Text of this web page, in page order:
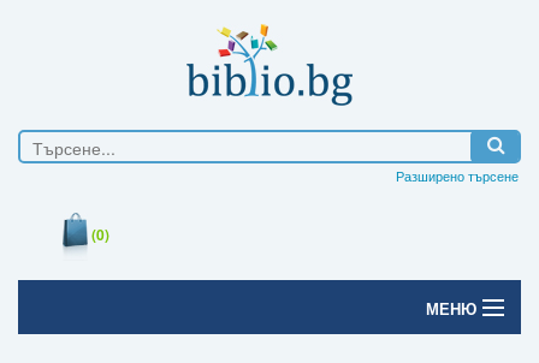
Разширено търсене
(0)
МЕНЮ